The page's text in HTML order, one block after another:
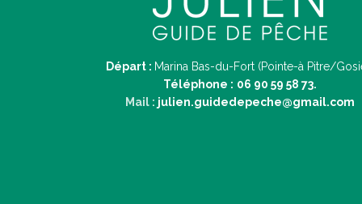
Départ : Marina Bas-du-Fort (Pointe-à Pitre/
Téléphone : 06 90 59 58 73.
Mail : julien.guidedepeche@gmail.com